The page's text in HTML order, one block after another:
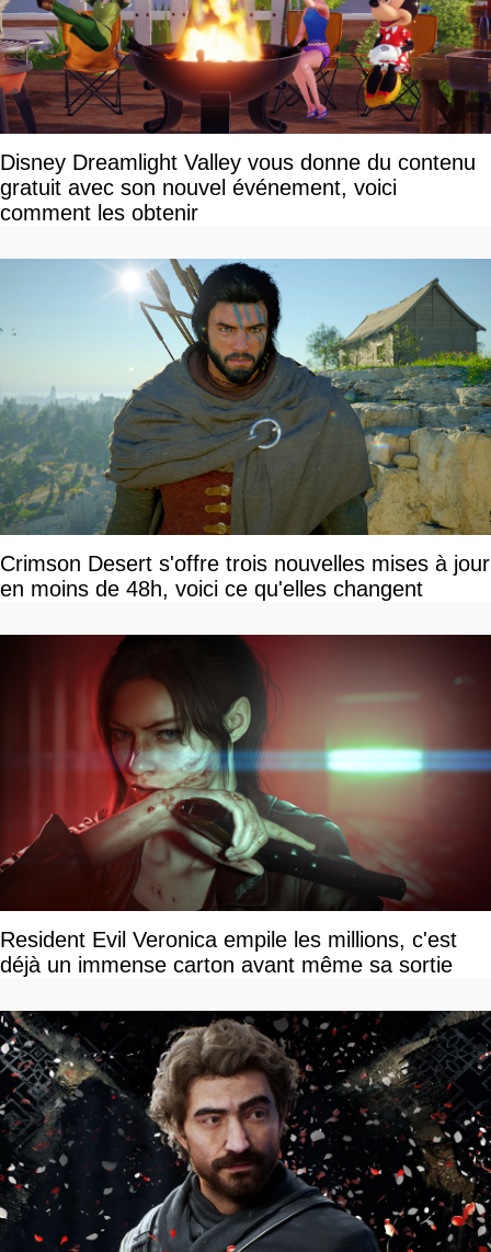
Disney Dreamlight Valley vous donne du contenu
gratuit avec son nouvel événement, voici
comment les obtenir
Crimson Desert s'offre trois nouvelles mises à jour
en moins de 48h, voici ce qu'elles changent
Resident Evil Veronica empile les millions, c'est
déjà un immense carton avant même sa sortie